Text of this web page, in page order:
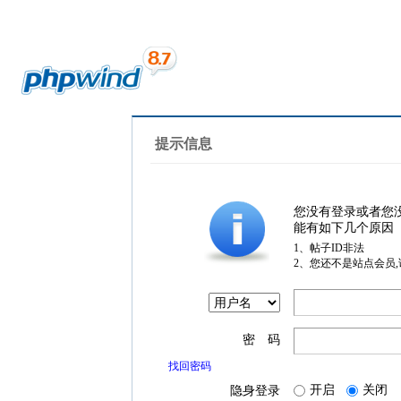
提示信息
您没有登录或者您
能有如下几个原因
1、帖子ID非法
2、您还不是站点会员
密 码
找回密码
隐身登录 开启 关闭